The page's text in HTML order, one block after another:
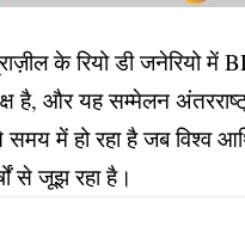
के रियो डी जनेरियो में
है, और यह सम्मेलन
में हो रहा है जब विश्व
से जूझ रहा है।